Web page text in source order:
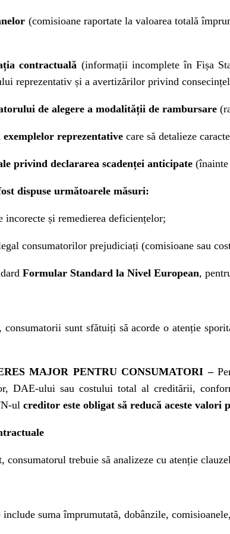
(comisioane raportate la valoarea totală
contractuală (informații incomplete în Fișa
reprezentativ și a avertizărilor privind
de alegere a modalității de rambursare
exemplelor reprezentative care să detalieze
privind declararea scadenței anticipate
dispuse următoarele măsuri:
și remedierea deficiențelor;
consumatorilor prejudiciați (comisioane sau
Formular Standard la Nivel European,
sunt sfătuiți să acorde o atenție
MAJOR PENTRU CONSUMATORI –
DAE-ului sau costului total al creditării,
ul creditor este obligat să reducă aceste
trebuie să analizeze cu atenție
include suma împrumutată, dobânzile,